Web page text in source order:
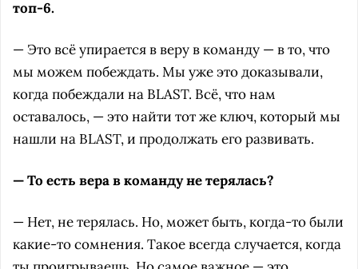
топ-6.
— Это всё упирается в веру в команду — в то, что
мы можем побеждать. Мы уже это доказывали,
когда побеждали на BLAST. Всё, что нам
оставалось, — это найти тот же ключ, который мы
нашли на BLAST, и продолжать его развивать.
— То есть вера в команду не терялась?
— Нет, не терялась. Но, может быть, когда-то были
какие-то сомнения. Такое всегда случается, когда